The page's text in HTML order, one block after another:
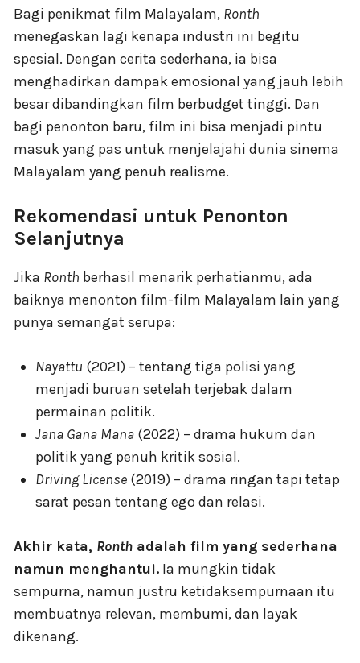
Bagi penikmat film Malayalam, Ronth
menegaskan lagi kenapa industri ini begitu
spesial. Dengan cerita sederhana, ia bisa
menghadirkan dampak emosional yang jauh lebih
besar dibandingkan film berbudget tinggi. Dan
bagi penonton baru, film ini bisa menjadi pintu
masuk yang pas untuk menjelajahi dunia sinema
Malayalam yang penuh realisme.
Rekomendasi untuk Penonton
Selanjutnya
Jika Ronth berhasil menarik perhatianmu, ada
baiknya menonton film-film Malayalam lain yang
punya semangat serupa:
Nayattu (2021) – tentang tiga polisi yang
menjadi buruan setelah terjebak dalam
permainan politik.
Jana Gana Mana (2022) – drama hukum dan
politik yang penuh kritik sosial.
Driving License (2019) – drama ringan tapi tetap
sarat pesan tentang ego dan relasi.
Akhir kata, Ronth adalah film yang sederhana
namun menghantui. Ia mungkin tidak
sempurna, namun justru ketidaksempurnaan itu
membuatnya relevan, membumi, dan layak
dikenang.